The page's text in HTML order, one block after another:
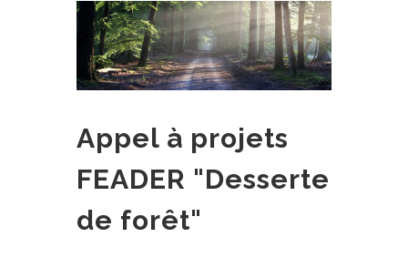
Appel à projets
FEADER "Desserte
de forêt"